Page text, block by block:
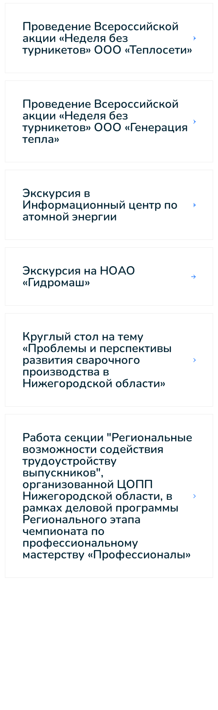
Проведение Всероссийской
акции «Неделя без
турникетов» ООО «Теплосети»
Проведение Всероссийской
акции «Неделя без
турникетов» ООО «Генерация
тепла»
Экскурсия в
Информационный центр по
атомной энергии
Экскурсия на НОАО
«Гидромаш»
Круглый стол на тему
«Проблемы и перспективы
развития сварочного
производства в
Нижегородской области»
Работа секции "Региональные
возможности содействия
трудоустройству
выпускников",
организованной ЦОПП
Нижегородской области, в
рамках деловой программы
Регионального этапа
чемпионата по
профессиональному
мастерству «Профессионалы»